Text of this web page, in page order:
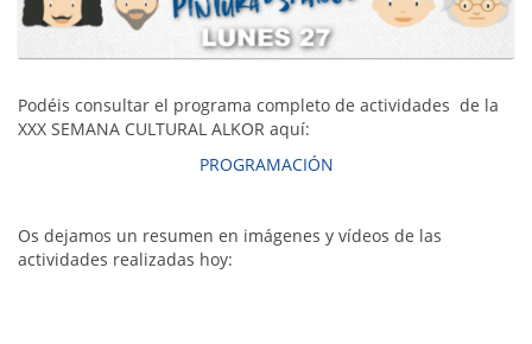
Podéis consultar el programa completo de actividades de la
XXX SEMANA CULTURAL ALKOR aquí:
PROGRAMACIÓN
Os dejamos un resumen en imágenes y vídeos de las
actividades realizadas hoy: